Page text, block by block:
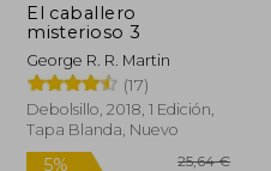
El caballero
misterioso 3
George R. R. Martin
(17)
Debolsillo, 2018, 1 Edición,
Tapa Blanda, Nuevo